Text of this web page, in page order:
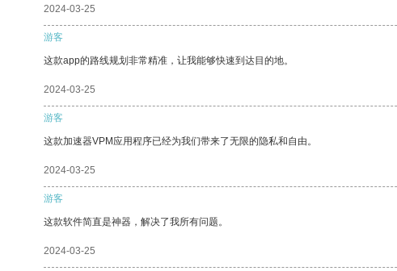
2024-03-25
游客
这款app的路线规划非常精准，让我能够快速到达目的地。
2024-03-25
游客
这款加速器VPM应用程序已经为我们带来了无限的隐私和自由。
2024-03-25
游客
这款软件简直是神器，解决了我所有问题。
2024-03-25